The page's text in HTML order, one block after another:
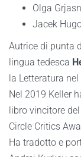
Olga
Jacek
Autrice di punta
lingua tedesca
la Letteratura nel
Nel 2019 Keller
libro vincitore
Circle Critics
Ha tradotto e